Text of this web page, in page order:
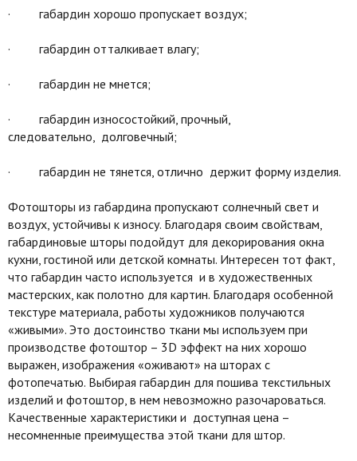
· габардин хорошо пропускает воздух;
· габардин отталкивает влагу;
· габардин не мнется;
· габардин износостойкий, прочный,
следовательно, долговечный;
· габардин не тянется, отлично держит форму изделия.
Фотошторы из габардина пропускают солнечный свет и
воздух, устойчивы к износу. Благодаря своим свойствам,
габардиновые шторы подойдут для декорирования окна
кухни, гостиной или детской комнаты. Интересен тот факт,
что габардин часто используется и в художественных
мастерских, как полотно для картин. Благодаря особенной
текстуре материала, работы художников получаются
«живыми». Это достоинство ткани мы используем при
производстве фотоштор – 3D эффект на них хорошо
выражен, изображения «оживают» на шторах с
фотопечатью. Выбирая габардин для пошива текстильных
изделий и фотоштор, в нем невозможно разочароваться.
Качественные характеристики и доступная цена –
несомненные преимущества этой ткани для штор.